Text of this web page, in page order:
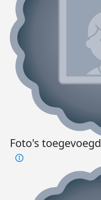
Foto's toegevoegd